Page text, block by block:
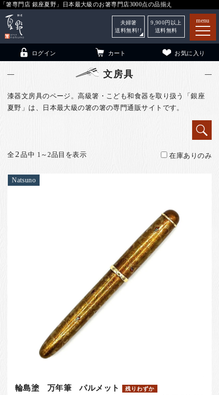
「箸専門店 銀座夏野」日本最大級のお箸専門店3000点の品揃え
menu
ご利用ガイド
ログイン カート お気に入り
夫婦箸
送料無料!!
9,900 円以上
送料無料
文房具
漆器文房具のページ。高級箸・こども和食器を取り扱う「銀座
夏野」は、日本最大級の箸の箸の専門通販サイトです。
全2 品中 1～2品目を表示 在庫ありのみ
Natsuno
輪島塗 万年筆 パルメット 残りわずか